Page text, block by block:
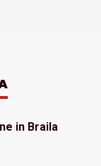
in Braila